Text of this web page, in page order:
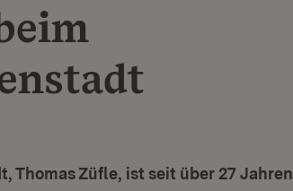
Thomas Züfle, ist seit über 27 Jahren